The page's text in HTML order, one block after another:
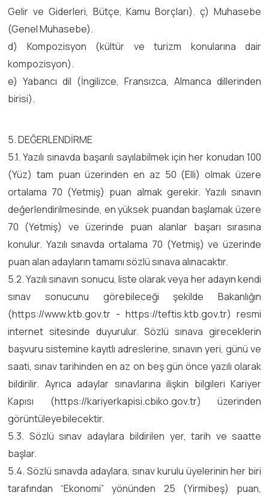
Gelir ve Giderleri, Bütçe, Kamu Borçları). ç) Muhasebe
(Genel Muhasebe).
d) Kompozisyon (kültür ve turizm konularına dair
kompozisyon).
e) Yabancı dil (İngilizce, Fransızca, Almanca dillerinden
birisi).
5. DEĞERLENDİRME
5.1. Yazılı sınavda başarılı sayılabilmek için her konudan 100
(Yüz) tam puan üzerinden en az 50 (Elli) olmak üzere
ortalama 70 (Yetmiş) puan almak gerekir. Yazılı sınavın
değerlendirilmesinde, en yüksek puandan başlamak üzere
70 (Yetmiş) ve üzerinde puan alanlar başarı sırasına
konulur. Yazılı sınavda ortalama 70 (Yetmiş) ve üzerinde
puan alan adayların tamamı sözlü sınava alınacaktır.
5.2. Yazılı sınavın sonucu, liste olarak veya her adayın kendi
sınav sonucunu görebileceği şekilde Bakanlığın
(https://www.ktb.gov.tr - https://teftis.ktb.gov.tr) resmi
internet sitesinde duyurulur. Sözlü sınava gireceklerin
başvuru sistemine kayıtlı adreslerine, sınavın yeri, günü ve
saati, sınav tarihinden en az on beş gün önce yazılı olarak
bildirilir. Ayrıca adaylar sınavlarına ilişkin bilgileri Kariyer
Kapısı (https://kariyerkapisi.cbiko.gov.tr) üzerinden
görüntüleyebilecektir.
5.3. Sözlü sınav adaylara bildirilen yer, tarih ve saatte
başlar.
5.4. Sözlü sınavda adaylara, sınav kurulu üyelerinin her biri
tarafından “Ekonomi” yönünden 25 (Yirmibeş) puan,